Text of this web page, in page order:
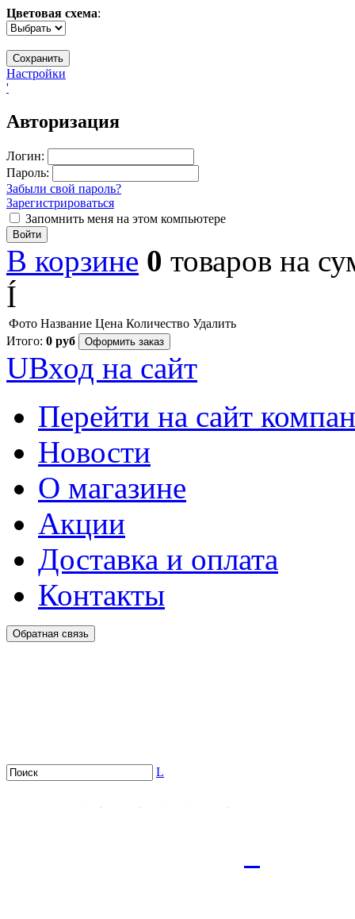
Цветовая схема:
Настройки
'
Авторизация
Логин:
Пароль:
Забыли свой пароль?
Зарегистрироваться
Запомнить меня на этом компьютере
Войти
В корзине 0 товаров на
Í
Фото Название Цена Количество Удалить
Итого: 0 руб Оформить заказ
UВход на сайт
Перейти на сайт
Новости
О магазине
Акции
Доставка и оплата
Контакты
Обратная связь
L